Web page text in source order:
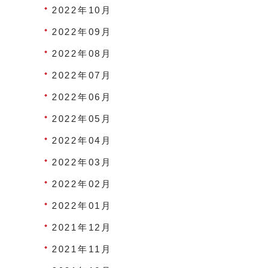
2022年10月
2022年09月
2022年08月
2022年07月
2022年06月
2022年05月
2022年04月
2022年03月
2022年02月
2022年01月
2021年12月
2021年11月